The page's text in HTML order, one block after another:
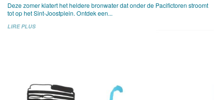
Deze zomer klatert het heldere bronwater dat onder de Pacifictoren stroomt
tot op het Sint-Joostplein. Ontdek een...
LIRE PLUS